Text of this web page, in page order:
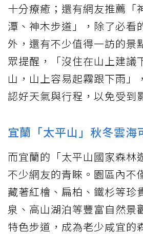
十分療癒；還有網友推薦「
潭、神木步道」，除了必看
外，還有不少值得一訪的景
眾提醒，「沒住在山上建議
山，山上容易起霧跟下雨」
認好天氣與行程，以免受到
宜蘭「太平山」秋冬雲海
而宜蘭的「太平山國家森林
不少網友的青睞。園區內不
藏著紅檜、扁柏、鐵杉等珍
泉、高山湖泊等豐富自然景
特色步道，成為老少咸宜的